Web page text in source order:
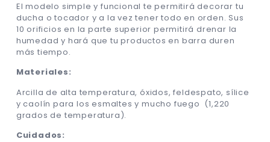
El modelo simple y funcional te permitirá decorar tu
ducha o tocador y a la vez tener todo en orden. Sus
10 orificios en la parte superior permitirá drenar la
humedad y hará que tu productos en barra duren
más tiempo.
Materiales:
Arcilla de alta temperatura, óxidos, feldespato, sílice
y caolín para los esmaltes y mucho fuego (1,220
grados de temperatura).
Cuidados: